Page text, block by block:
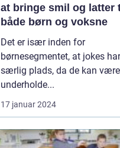
at bringe smil og latter
både børn og voksne
Det er især inden for
børnesegmentet, at jokes
særlig plads, da de kan
underholde...
17 januar 2024